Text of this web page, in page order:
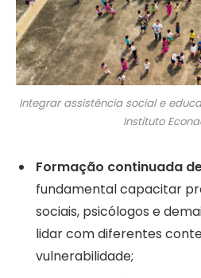
Integrar assistência social e
Instituto
Formação continuada
fundamental capacitar
sociais, psicólogos e
lidar com diferentes
vulnerabilidade;